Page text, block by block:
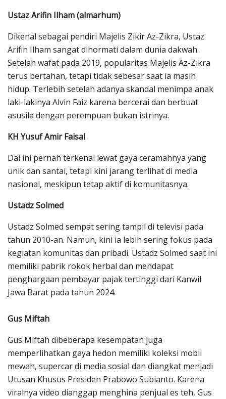
Ustaz Arifin Ilham (almarhum)
Dikenal sebagai pendiri Majelis Zikir Az-Zikra, Ustaz
Arifin Ilham sangat dihormati dalam dunia dakwah.
Setelah wafat pada 2019, popularitas Majelis Az-Zikra
terus bertahan, tetapi tidak sebesar saat ia masih
hidup. Terlebih setelah adanya skandal menimpa anak
laki-lakinya Alvin Faiz karena bercerai dan berbuat
asusila dengan perempuan bukan istrinya.
KH Yusuf Amir Faisal
Dai ini pernah terkenal lewat gaya ceramahnya yang
unik dan santai, tetapi kini jarang terlihat di media
nasional, meskipun tetap aktif di komunitasnya.
Ustadz Solmed
Ustadz Solmed sempat sering tampil di televisi pada
tahun 2010-an. Namun, kini ia lebih sering fokus pada
kegiatan komunitas dan pribadi. Ustadz Solmed saat ini
memiliki pabrik rokok herbal dan mendapat
penghargaan pembayar pajak tertinggi dari Kanwil
Jawa Barat pada tahun 2024.
Gus Miftah
Gus Miftah dibeberapa kesempatan juga
memperlihatkan gaya hedon memiliki koleksi mobil
mewah, supercar di media sosial dan diangkat menjadi
Utusan Khusus Presiden Prabowo Subianto. Karena
viralnya video dianggap menghina penjual es teh, Gus